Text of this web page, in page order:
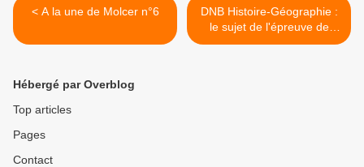
< A la une de Molcer n°6
DNB Histoire-Géographie :
le sujet de l'épreuve de
2023 >
Hébergé par Overblog
Top articles
Pages
Contact